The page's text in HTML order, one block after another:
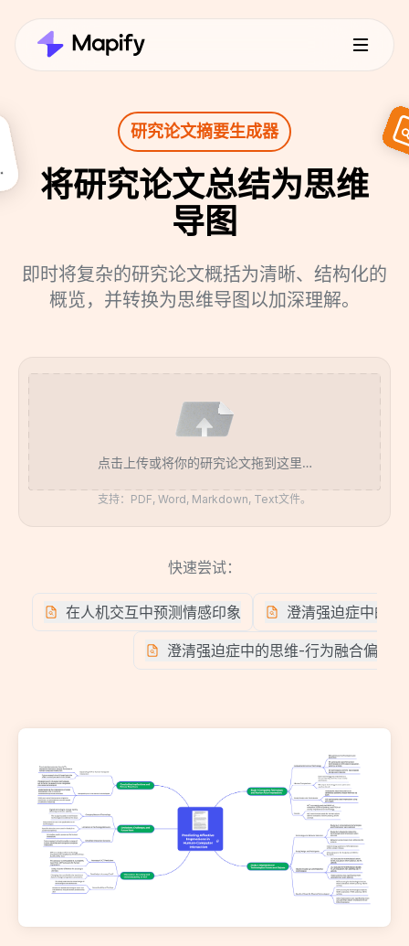
研究论文摘要生成器
将研究论文总结为思维
导图
即时将复杂的研究论文概括为清晰、结构化的
概览，并转换为思维导图以加深理解。
点击上传或将你的研究论文拖到这里…
支持：PDF, Word, Markdown, Text文件。
快速尝试：
在人机交互中预测情感印象 澄清强迫症中的
澄清强迫症中的思维-行为融合偏差